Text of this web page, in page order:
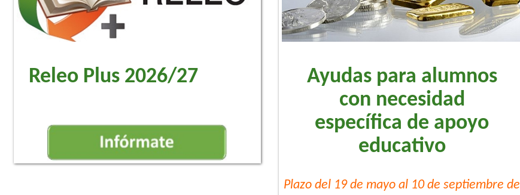
Releo Plus 2026/27
Ayudas para alumnos
con necesidad
específica de apoyo
educativo
Plazo del 19 de mayo al 10 de septiembre de